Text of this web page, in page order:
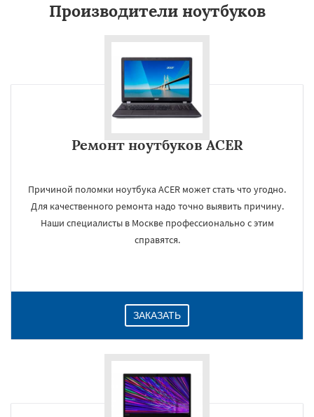
Производители ноутбуков
Ремонт ноутбуков ACER
Причиной поломки ноутбука ACER может стать что угодно.
Для качественного ремонта надо точно выявить причину.
Наши специалисты в Москве профессионально с этим
справятся.
ЗАКАЗАТЬ